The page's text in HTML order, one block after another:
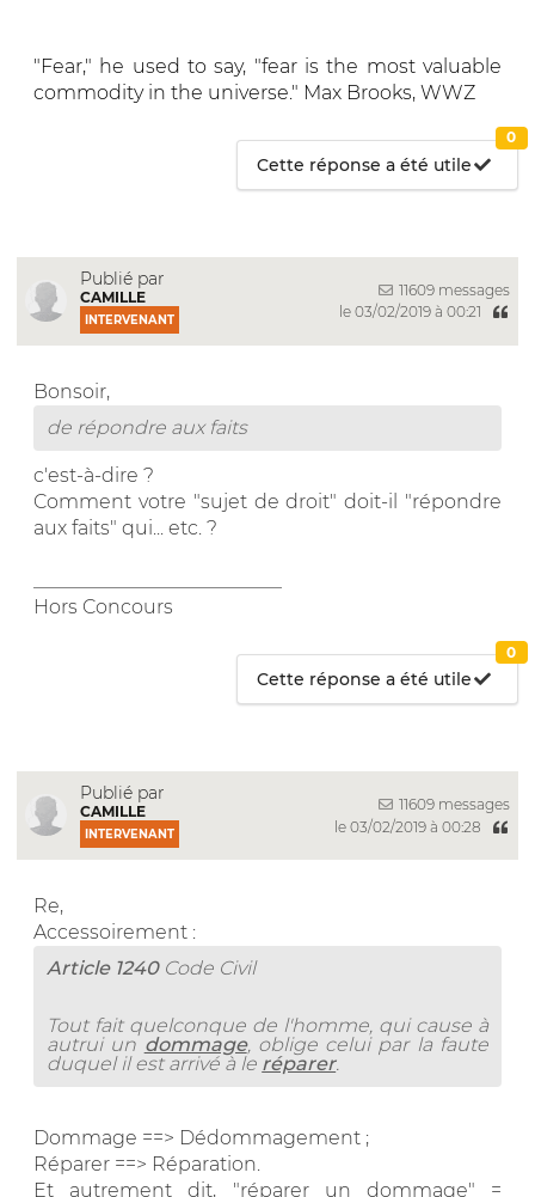
"Fear," he used to say, "fear is the most valuable
commodity in the universe." Max Brooks, WWZ
Cette réponse a été utile
0
Publié par
CAMILLE
INTERVENANT
11609 messages
le 03/02/2019 à 00:21
Bonsoir,
de répondre aux faits
c'est-à-dire ?
Comment votre "sujet de droit" doit-il "répondre
aux faits" qui... etc. ?
Hors Concours
Cette réponse a été utile
0
Publié par
CAMILLE
INTERVENANT
11609 messages
le 03/02/2019 à 00:28
Re,
Accessoirement :
Article 1240 Code Civil
Tout fait quelconque de l'homme, qui cause à
autrui un dommage, oblige celui par la faute
duquel il est arrivé à le réparer.
Dommage ==> Dédommagement ;
Réparer ==> Réparation.
Et autrement dit, "réparer un dommage" =